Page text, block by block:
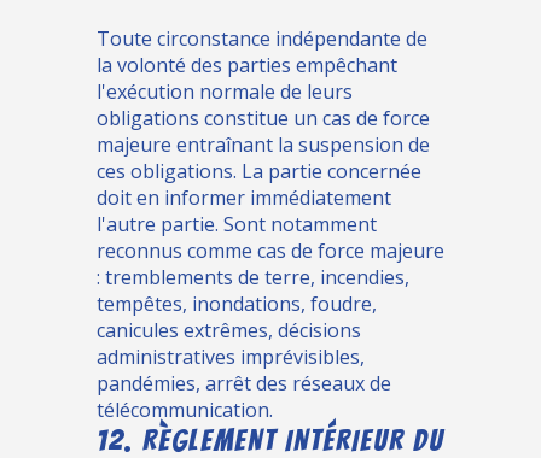
Toute circonstance indépendante de
la volonté des parties empêchant
l'exécution normale de leurs
obligations constitue un cas de force
majeure entraînant la suspension de
ces obligations. La partie concernée
doit en informer immédiatement
l'autre partie. Sont notamment
reconnus comme cas de force majeure
: tremblements de terre, incendies,
tempêtes, inondations, foudre,
canicules extrêmes, décisions
administratives imprévisibles,
pandémies, arrêt des réseaux de
télécommunication.
12. RÈGLEMENT INTÉRIEUR DU